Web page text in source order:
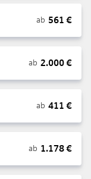
ab 561 €
ab 2.000€
ab 411 €
ab 1.178€